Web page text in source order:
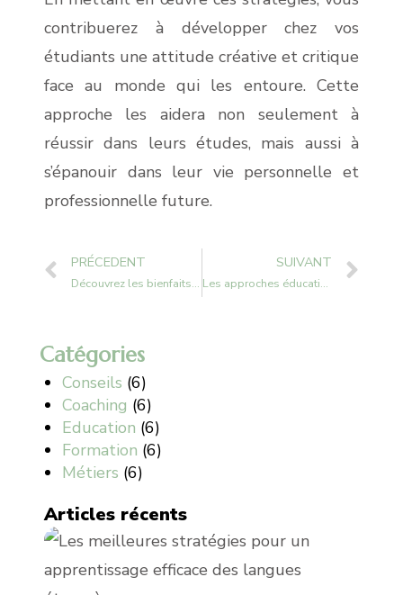
contribuerez à développer chez vos
étudiants une attitude créative et critique
face au monde qui les entoure. Cette
approche les aidera non seulement à
réussir dans leurs études, mais aussi à
s’épanouir dans leur vie personnelle et
professionnelle future.
PRÉCEDENT
Découvrez les bienfaits de l’apprentissage par le jeu dans l’éducation des jeunes enfants
SUIVANT
Les approches éducatives alternatives : un choix pour l’épanouissement de l’enfant
Catégories
Conseils (6)
Coaching (6)
Education (6)
Formation (6)
Métiers (6)
Articles récents